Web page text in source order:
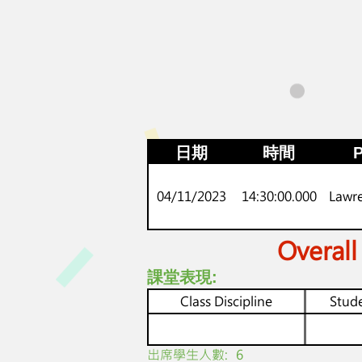
日期 時間
04/11/2023 14:30:00.000
課堂表現:
Class Discipline
​出席學生人數: 6